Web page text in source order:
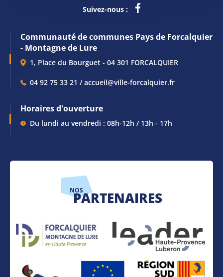
Suivez-nous :
Communauté de communes Pays de Forcalquier
- Montagne de Lure
1, Place du Bourguet - 04 301 FORCALQUIER
04 92 75 33 21 / accueil@ville-forcalquier.fr
Horaires d'ouverture
Du lundi au vendredi : 08h-12h / 13h - 17h
NOS
PARTENAIRES